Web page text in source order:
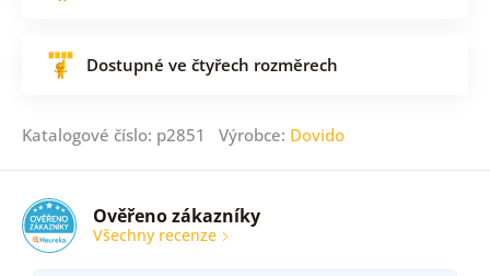
Dostupné ve čtyřech rozměrech
Katalogové číslo: p2851 Výrobce: Dovido
Ověřeno zákazníky
Všechny recenze